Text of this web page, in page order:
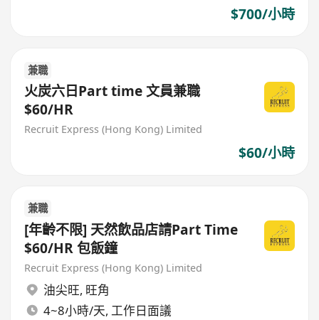
$700/小時
兼職
火炭六日Part time 文員兼職
$60/HR
Recruit Express (Hong Kong) Limited
$60/小時
兼職
[年齡不限] 天然飲品店請Part Time
$60/HR 包飯鐘
Recruit Express (Hong Kong) Limited
油尖旺, 旺角
4~8小時/天, 工作日面議